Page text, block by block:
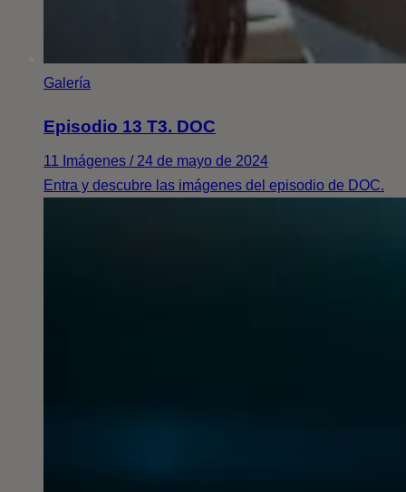
Galería
Episodio 13 T3. DOC
11 Imágenes / 24 de mayo de 2024
Entra y descubre las imágenes del episodio de DOC.